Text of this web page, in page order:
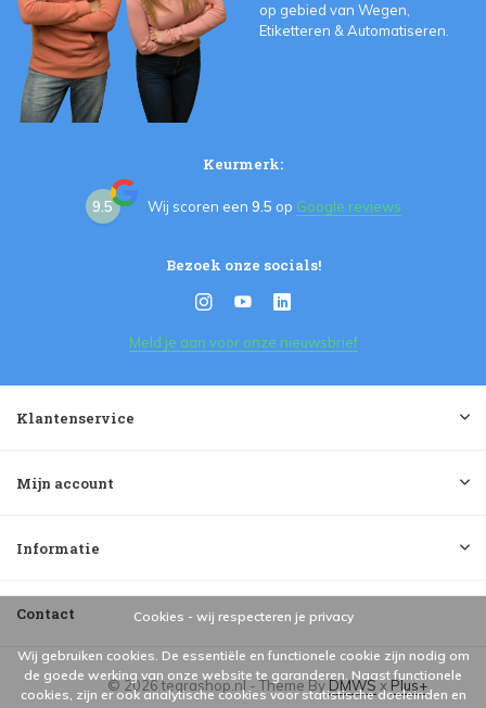
op gebied van Wegen,
Etiketteren & Automatiseren.
Keurmerk:
9.5 Wij scoren een 9.5 op Google reviews
Bezoek onze socials!
Meld je aan voor onze nieuwsbrief
Klantenservice
Mijn account
Informatie
Contact
© 2026 tegrashop.nl - Theme ByDMWSxPlus+
Cookies - wij respecteren je privacy
Wij gebruiken cookies. De essentiële en functionele cookie zijn nodig om
de goede werking van onze website te garanderen. Naast functionele
cookies, zijn er ook analytische cookies voor statistische doeleinden en